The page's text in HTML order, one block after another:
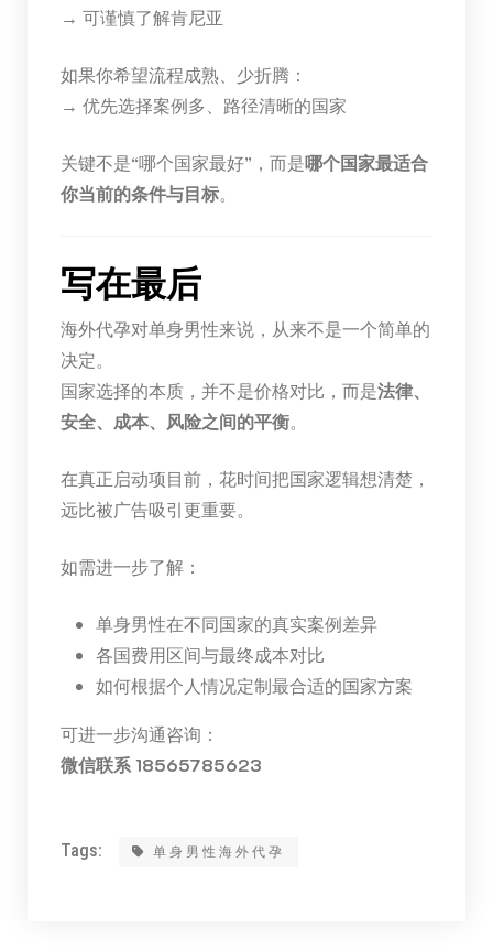
→ 可谨慎了解肯尼亚
如果你希望流程成熟、少折腾：
→ 优先选择案例多、路径清晰的国家
关键不是“哪个国家最好”，而是哪个国家最适合
你当前的条件与目标。
写在最后
海外代孕对单身男性来说，从来不是一个简单的
决定。
国家选择的本质，并不是价格对比，而是法律、
安全、成本、风险之间的平衡。
在真正启动项目前，花时间把国家逻辑想清楚，
远比被广告吸引更重要。
如需进一步了解：
单身男性在不同国家的真实案例差异
各国费用区间与最终成本对比
如何根据个人情况定制最合适的国家方案
可进一步沟通咨询：
微信联系 18565785623
Tags: 单身男性海外代孕